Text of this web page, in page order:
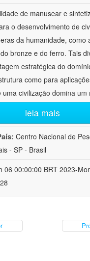
de manusear e
o desenvolvimento de
da humanidade, como
bronze e do ferro. Tais
estratégica do
como para
uma civilização domina um
leia mais
Centro Nacional de
- SP - Brasil
06 00:00:00 BRT 2023-